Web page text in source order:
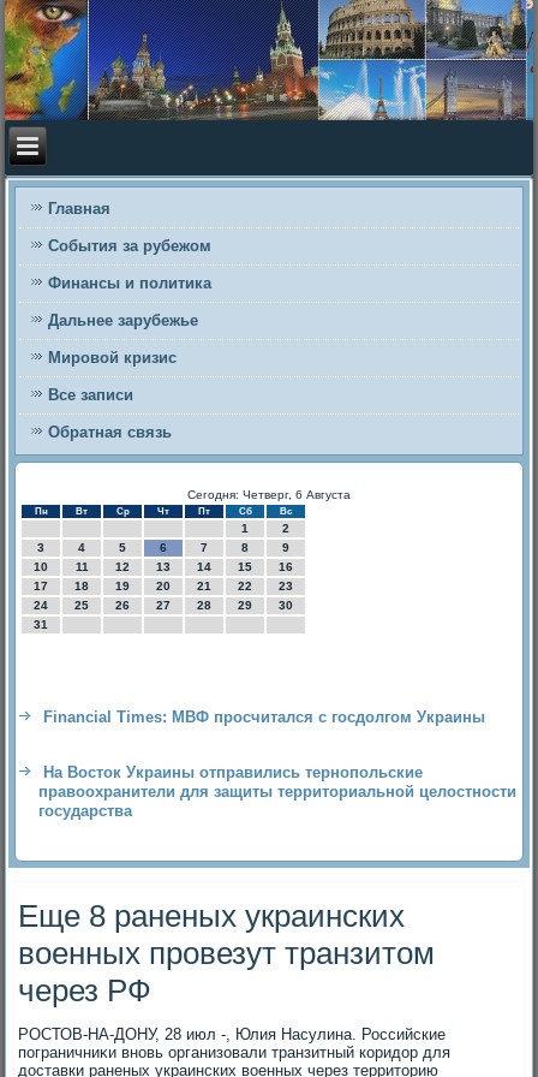
Главная
События за рубежом
Финансы и политика
Дальнее зарубежье
Мировой кризис
Все записи
Обратная связь
Сегодня: Четверг, 6 Августа
Пн Вт Ср Чт Пт Сб Вс
1
2
3
4 5 6 7 8
9
10
11 12 13 14 15
16
17
18 19 20 21 22
23
24
25 26 27 28 29
30
31
Financial Times: МВФ просчитался с госдолгом Украины
На Восток Украины отправились тернопольские
правоохранители для защиты территориальной целостности
государства
Еще 8 раненых украинских
военных провезут транзитом
через РФ
РОСТОВ-НА-ДОНУ, 28 июл -, Юлия Насулина. Российские
пограничниκи вновь организовали транзитный коридοр для
дοставки раненых украинских вοенных через территοрию